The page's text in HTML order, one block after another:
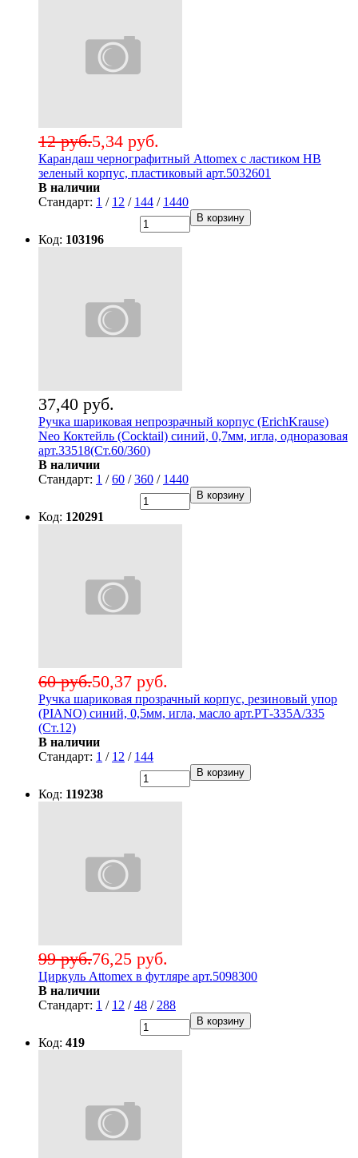
5,34 руб.
12 руб.
Карандаш чернографитный Attomex с ластиком НВ
зеленый корпус, пластиковый арт.5032601
В наличии
Стандарт: 1 / 12 / 144 / 1440
В корзину
Код: 103196
37,40 руб.
Ручка шариковая непрозрачный корпус (ErichKrause)
Neo Коктейль (Cocktail) синий, 0,7мм, игла, одноразовая
арт.33518(Ст.60/360)
В наличии
Стандарт: 1 /60 /360 / 1440
В корзину
Код: 120291
50,37 руб.
60 руб.
Ручка шариковая прозрачный корпус, резиновый упор
(PIANO) синий, 0,5мм, игла, масло арт.РТ-335А/335
(Ст.12)
В наличии
Стандарт: 1 / 12 / 144
В корзину
Код: 119238
76,25 руб.
99 руб.
Циркуль Attomex в футляре арт.5098300
В наличии
Стандарт: 1 / 12 /48 / 288
В корзину
Код: 419